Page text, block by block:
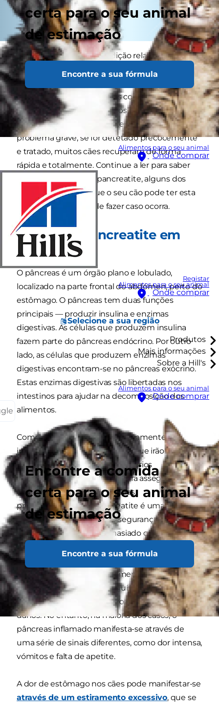
certa para o seu animal
de estimação
Encontre a sua fórmula
Alimentos para o seu animal
Onde comprar
Registar
Alimentos para o seu animal
Onde comprar
Selecione a sua região
Produtos
Mais informações
Sobre a Hill's
Alimentos para o seu animal
Onde comprar
Encontre a comida
certa para o seu animal
de estimação
Encontre a sua fórmula
A pancreatite é uma condição relativamente
comum em cães e está frequentemente
associada a episódios como cães a remexer no
lixo e a encontrar alimentos com um elevado
teor de gordura, como restos de gordura da
carne. Embora a pancreatite possa ser um
problema grave, se for detetado precocemente
e tratado, muitos cães recuperam de forma
rápida e totalmente. Continue a ler para saber
mais sobre o que é a pancreatite, alguns dos
sinais que indicam que o seu cão pode ter esta
condição e o que pode fazer caso ocorra.
O que é a pancreatite em
cães?
O pâncreas é um órgão plano e lobulado,
localizado na parte frontal do abdómen, perto do
estômago. O pâncreas tem duas funções
principais — produzir insulina e enzimas
digestivas. As células que produzem insulina
fazem parte do pâncreas endócrino. Por outro
lado, as células que produzem enzimas
digestivas encontram-se no pâncreas exócrino.
Estas enzimas digestivas são libertadas nos
intestinos para ajudar na decomposição dos
alimentos.
Como estas enzimas são relativamente
indiscriminadas em relação ao que irão
decompor, o pâncreas possui vários
mecanismos de segurança para assegurar que
estas enzimas não são ativadas
prematuramente. A pancreatite é uma doença
em que estas medidas de segurança falham e as
enzimas são ativadas demasiado cedo,
essencialmente digerindo o próprio pâncreas e
causando inflamação. As enzimas digestivas
também podem, eventualmente, começar a
infiltrar-se na corrente sanguínea, onde podem
ser transportadas para outros órgãos e causar
danos. No entanto, na maioria dos casos, o
pâncreas inflamado manifesta-se através de
uma série de sinais diferentes, como dor intensa,
vómitos e falta de apetite.
A dor de estômago nos cães pode manifestar-se
através de um estiramento excessivo, que se